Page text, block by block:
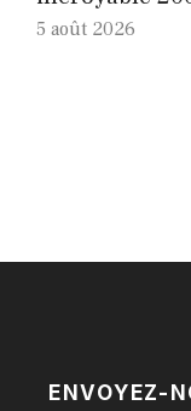
5 août 2026
ENVOYEZ-